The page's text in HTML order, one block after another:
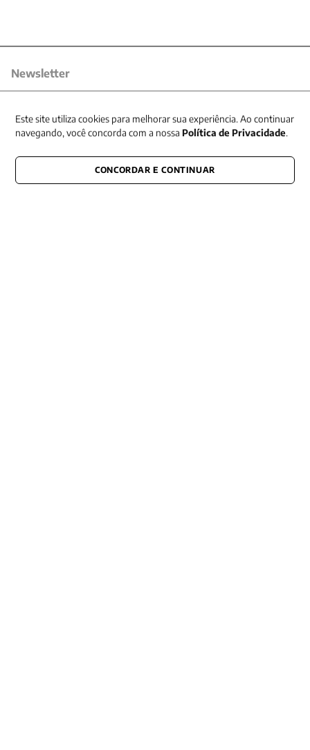
Newsletter
CONECTE-SE CONOSCO
Este site utiliza cookies para melhorar sua experiência. Ao continuar
navegando, você concorda com a nossa Política de Privacidade.
CONCORDAR E CONTINUAR